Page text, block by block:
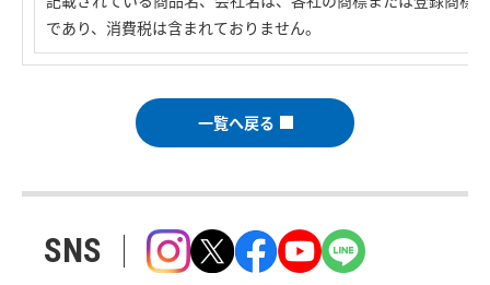
であり、消費税は含まれておりません。
一覧へ戻る
SNS